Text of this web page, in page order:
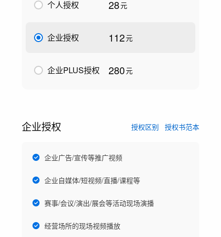
个人授权 28元
企业授权 112元
企业PLUS授权 280元
企业授权 授权区别 授权书范本
企业广告/宣传等推广视频
企业自媒体/短视频/直播/课程等
赛事/会议/演出/展会等活动现场演播
经营场所的现场视频播放